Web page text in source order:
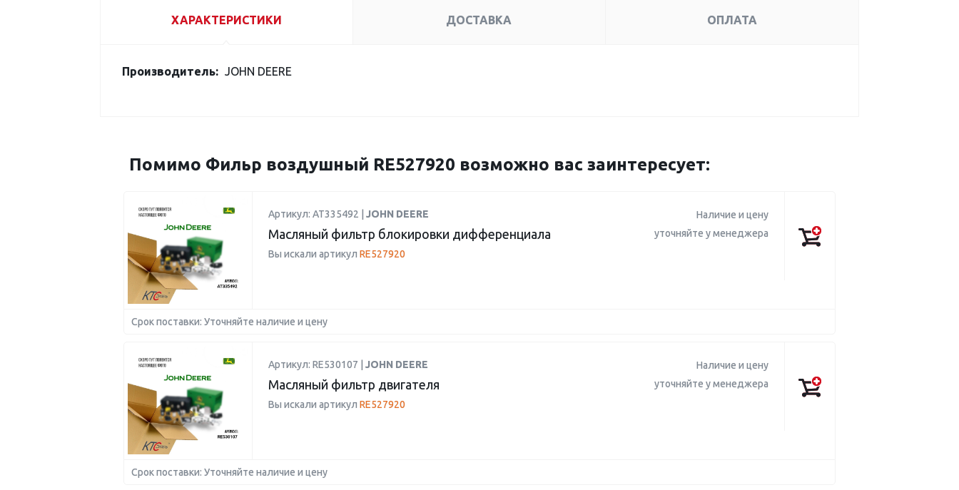
ХАРАКТЕРИСТИКИ ДОСТАВКА ОПЛАТА
Производитель: JOHN DEERE
Помимо Фильр воздушный RE527920 возможно вас заинтересует:
Артикул: AT335492 | JOHN DEERE
Масляный фильтр блокировки дифференциала
Вы искали артикул RE527920
Наличие и цену
уточняйте у менеджера
Срок поставки: Уточняйте наличие и цену
Артикул: RE530107 | JOHN DEERE
Масляный фильтр двигателя
Вы искали артикул RE527920
Наличие и цену
уточняйте у менеджера
Срок поставки: Уточняйте наличие и цену